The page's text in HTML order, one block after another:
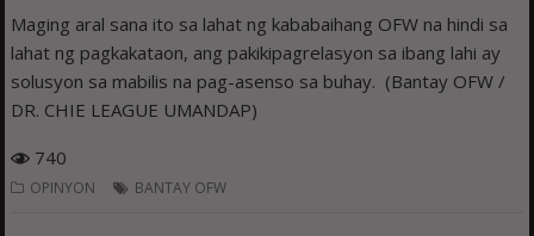
Maging aral sana ito sa lahat ng kababaihang OFW na hindi sa
lahat ng pagkakataon, ang pakikipagrelasyon sa ibang lahi ay
solusyon sa mabilis na pag-asenso sa buhay. (Bantay OFW /
DR. CHIE LEAGUE UMANDAP)
740
OPINYON BANTAY OFW